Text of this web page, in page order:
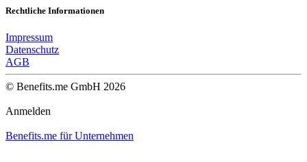
Rechtliche Informationen
Impressum
Datenschutz
AGB
© Benefits.me GmbH 2026
Anmelden
Benefits.me für Unternehmen